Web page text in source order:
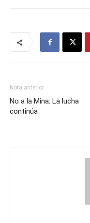
Nota anterior
No a la Mina: La lucha
continúa